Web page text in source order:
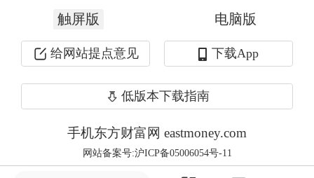
积、供应边际修复、需求减量三者同时
出现时，前期‘低库存+低存栏’的定价
逻辑随之瓦解，需求的实质性走弱已打
破前期鸡蛋市场供应偏紧的格局。预计
短期内蛋价将延续弱势，后市需关注库
存累积节奏及暑期消费变化。”边舒扬
触屏版 电脑版
给网站提点意见 下载App
低版本下载指南
手机东方财富网 eastmoney.com
网站备案号:沪ICP备05006054号-11